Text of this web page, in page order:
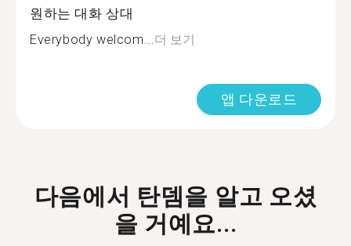
원하는 대화 상대
Everybody welcom...더 보기
앱 다운로드
다음에서 탄뎀을 알고 오셨
을 거예요...